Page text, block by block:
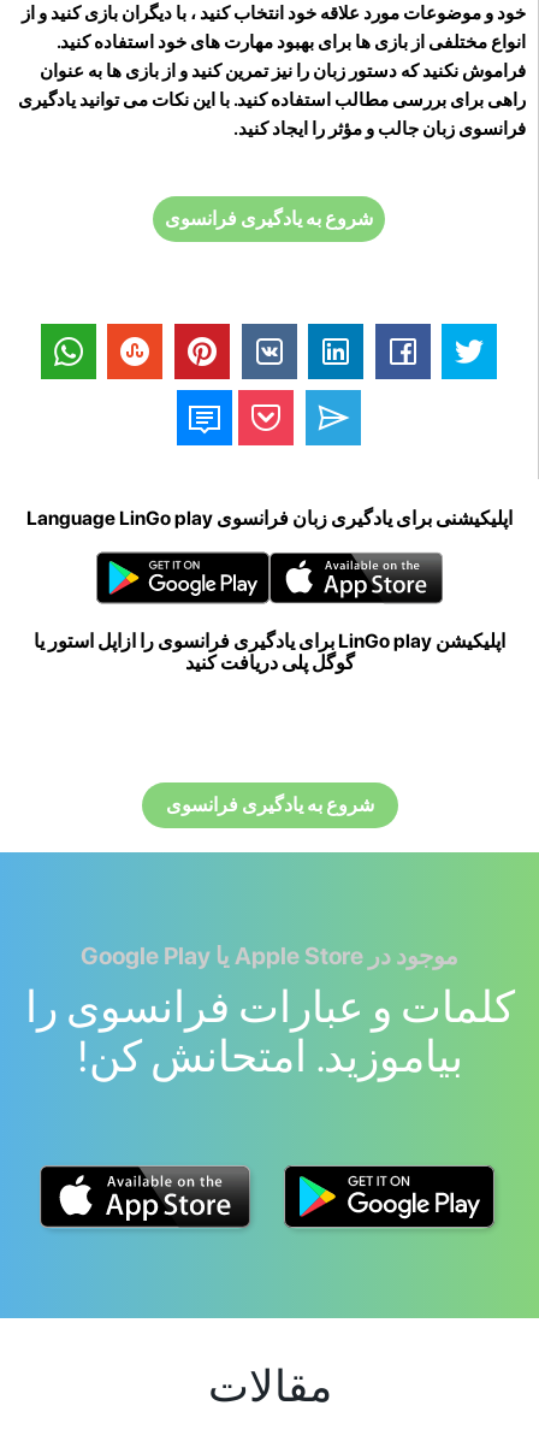
خود و موضوعات مورد علاقه خود انتخاب کنید ، با دیگران بازی کنید و از
انواع مختلفی از بازی ها برای بهبود مهارت های خود استفاده کنید.
فراموش نکنید که دستور زبان را نیز تمرین کنید و از بازی ها به عنوان
راهی برای بررسی مطالب استفاده کنید. با این نکات می توانید یادگیری
فرانسوی زبان جالب و مؤثر را ایجاد کنید.
شروع به یادگیری فرانسوی
اپلیکیشنی برای یادگیری زبان فرانسوی Language LinGo play
اپلیکیشن LinGo play برای یادگیری فرانسوی را ازاپل استور یا
گوگل پلی دریافت کنید
شروع به یادگیری فرانسوی
موجود در Apple Store یا Google Play
کلمات و عبارات فرانسوی را
بیاموزید. امتحانش کن!
مقالات